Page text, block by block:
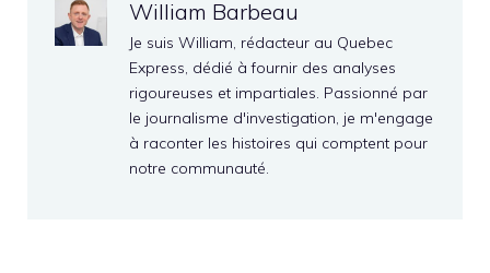
William Barbeau
Je suis William, rédacteur au Quebec
Express, dédié à fournir des analyses
rigoureuses et impartiales. Passionné par
le journalisme d'investigation, je m'engage
à raconter les histoires qui comptent pour
notre communauté.